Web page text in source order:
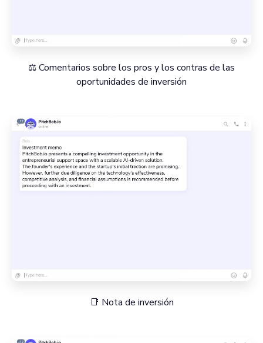
⚖️ Comentarios sobre los pros y los contras de las
oportunidades de inversión
📑 Nota de inversión